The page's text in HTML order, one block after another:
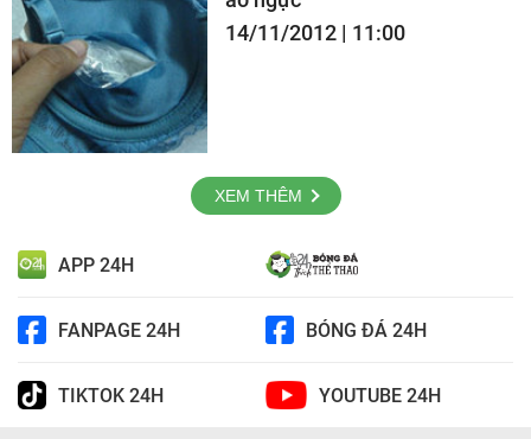
14/11/2012 | 11:00
XEM THÊM
APP 24H
FANPAGE 24H BÓNG ĐÁ 24H
TIKTOK 24H YOUTUBE 24H